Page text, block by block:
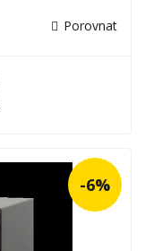
Porovnat
-6%